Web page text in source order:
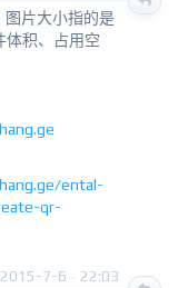
图片大小指的是
体积、占用空
ental-
qr-
2015-7-6 · 22:03